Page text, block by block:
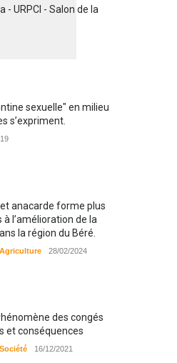
- URPCI - Salon de la
sexuelle" en milieu
s’expriment.
anacarde forme plus
l’amélioration de la
la région du Béré.
Agriculture 28/02/2024
des congés
et conséquences
Société 16/12/2021